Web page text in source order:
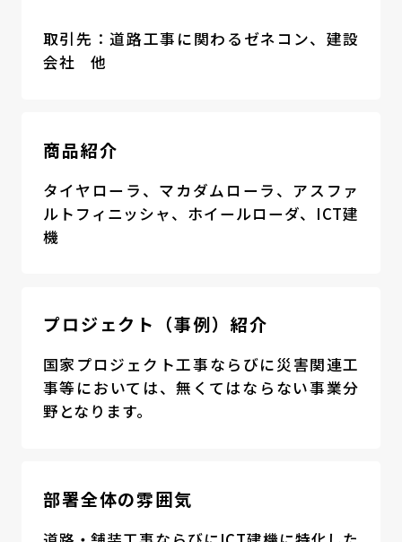
取引先：道路工事に関わるゼネコン、建設
会社 他
商品紹介
タイヤローラ、マカダムローラ、アスファ
ルトフィニッシャ、ホイールローダ、ICT建
機
プロジェクト（事例）紹介
国家プロジェクト工事ならびに災害関連工
事等においては、無くてはならない事業分
野となります。
部署全体の雰囲気